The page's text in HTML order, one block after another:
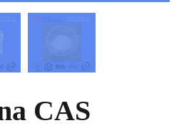
CAS